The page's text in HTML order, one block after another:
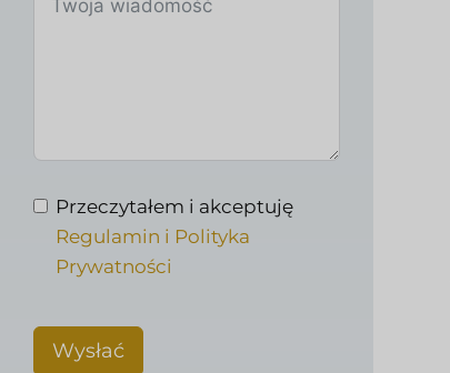
Przeczytałem i akceptuję
Regulamin i Polityka
Prywatności
Wysłać